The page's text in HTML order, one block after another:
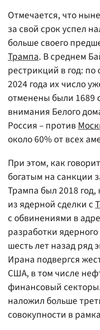
Отмечается, что
за свой срок успел
больше своего
Трампа. В среднем
рестрикций в год:
2024 года их число
отменены были 1689
внимания Белого
Россия – против
около 60% от всех
При этом, как
богатым на санкции
Трампа был 2018
из ядерной сделки с
с обвинениями в
разработки
шесть лет назад ряд
Ирана подвергся
США, в том числе
финансовый
наложил больше
совокупности в